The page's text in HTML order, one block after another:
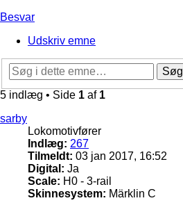
Besvar
Udskriv emne
Søg
5 indlæg • Side 1 af 1
sarby
Lokomotivfører
Indlæg: 267
Tilmeldt: 03 jan 2017, 16:52
Digital: Ja
Scale: H0 - 3-rail
Skinnesystem: Märklin C